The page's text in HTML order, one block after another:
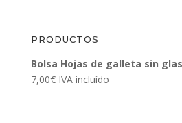
PRODUCTOS
Bolsa Hojas de galleta sin
7,00€ IVA incluído